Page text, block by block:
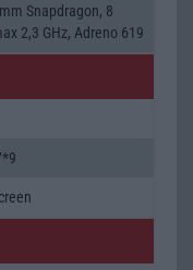
Snapdragon, 8
2,3 GHz, Adreno 619